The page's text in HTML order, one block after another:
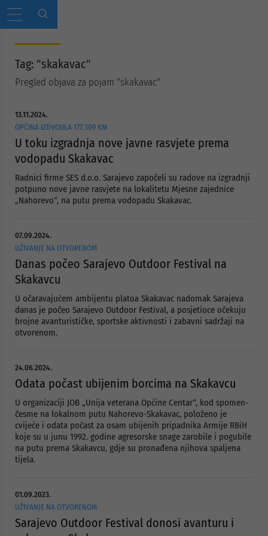
Tag: "skakavac"
Pregled objava za pojam "skakavac"
13.11.2024.
OPĆINA IZDVOJILA 177.309 KM
U toku izgradnja nove javne rasvjete prema
vodopadu Skakavac
Radnici firme SES d.o.o. Sarajevo započeli su radove na izgradnji
potpuno nove javne rasvjete na lokalitetu Mjesne zajednice
„Nahorevo“, na putu prema vodopadu Skakavac.
07.09.2024.
UŽIVANJE NA OTVORENOM
Danas počeo Sarajevo Outdoor Festival na
Skakavcu
U očaravajućem ambijentu platoa Skakavac nadomak Sarajeva
danas je počeo Sarajevo Outdoor Festival, a posjetioce očekuju
brojne avanturističke, sportske aktivnosti i zabavni sadržaji na
otvorenom.
24.06.2024.
Odata počast ubijenim borcima na Skakavcu
U organizaciji JOB „Unija veterana Općine Centar“, kod spomen-
česme na lokalnom putu Nahorevo-Skakavac, položeno je
cvijeće i odata počast za osam ubijenih pripadnika Armije RBiH
koje su u junu 1992. godine agresorske snage zarobile i pogubile
na putu prema Skakavcu, gdje su pronađena njihova spaljena
tijela.
01.09.2023.
UŽIVANJE NA OTVORENOM
Sarajevo Outdoor Festival donosi avanturu i